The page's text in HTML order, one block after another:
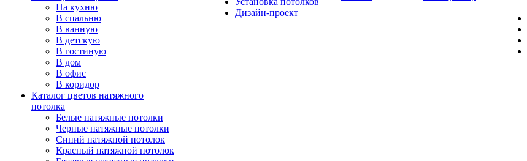
На кухню
В спальню
В ванную
В детскую
В гостиную
В дом
В офис
В коридор
Каталог цветов натяжного
потолка
Белые натяжные потолки
Черные натяжные потолки
Синий натяжной потолок
Красный натяжной потолок
Дизайн-проект